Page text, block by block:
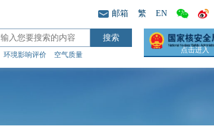
邮箱 繁 EN
环境影响评价 空气质量
点击进入